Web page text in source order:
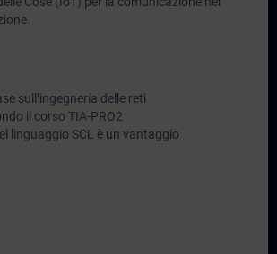
sull’ingegneria delle reti
il corso TIA-PRO2
linguaggio SCL è un vantaggio